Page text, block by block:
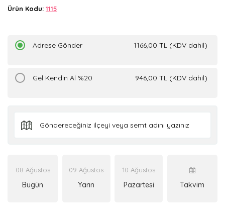
Ürün Kodu: 1115
Adrese Gönder 1166,00 TL (KDV dahil)
Gel Kendin Al %20 946,00 TL (KDV dahil)
08 Ağustos
Bugün
09 Ağustos
Yarın
10 Ağustos
Pazartesi Takvim